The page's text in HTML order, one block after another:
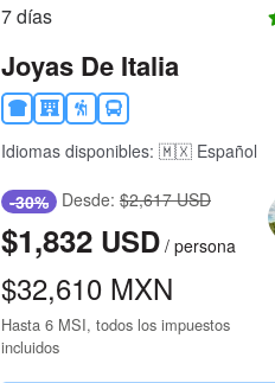
7 días
Joyas De Italia
Idiomas disponibles: 🇲🇽 Español
-30% Desde: $2,617 USD
$1,832 USD / persona
$32,610 MXN
Hasta 6 MSI, todos los impuestos
incluidos